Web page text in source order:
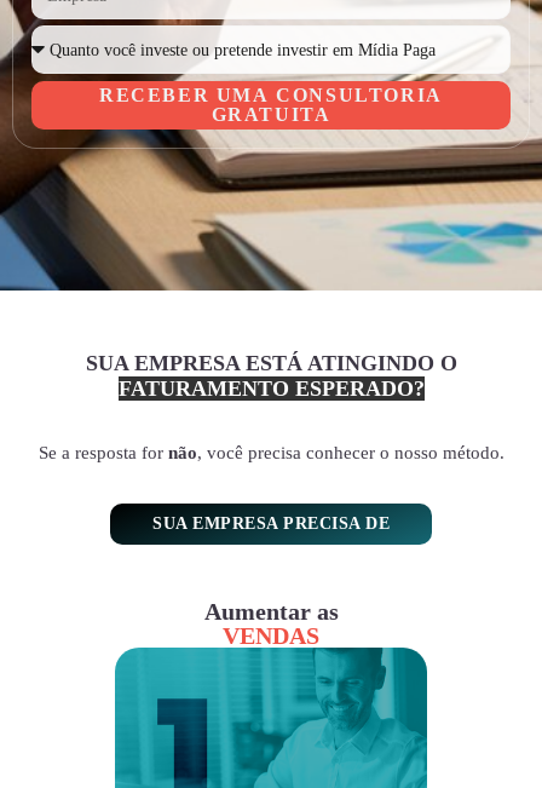
RECEBER UMA CONSULTORIA
GRATUITA
SUA EMPRESA ESTÁ ATINGINDO O
FATURAMENTO ESPERADO?
Se a resposta for não, você precisa conhecer o nosso método.
SUA EMPRESA PRECISA DE
Aumentar as
VENDAS